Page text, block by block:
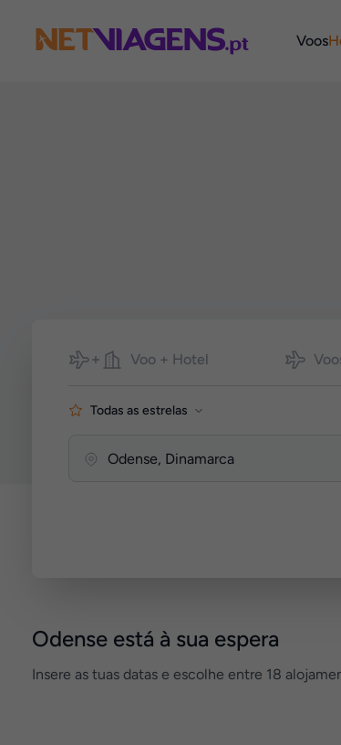
Voos
PesquisarVoo + Hotel
Todas as estrelas
Odense está à sua espera
Insere as tuas datas e escolhe entre 18